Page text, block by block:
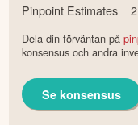
Pinpoint Estimates
Dela din förväntan på
konsensus och andra
Se konsensus